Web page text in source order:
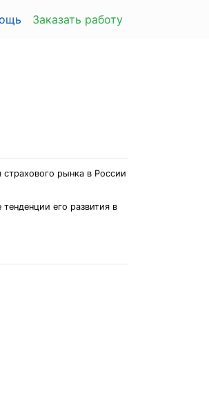
Заказать работу
рынка в России
его развития в